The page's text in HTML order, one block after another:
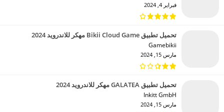
فبراير 4, 2024
تحميل تطبيق Bikii Cloud Game مهكر للاندرويد 2024
Gamebikii‏
مارس 15, 2024
تحميل تطبيق GALATEA مهكر للاندرويد 2024
Inkitt GmbH‏
مارس 15, 2024